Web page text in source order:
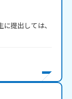
提出しては、